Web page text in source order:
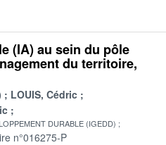
(IA) au sein du pôle
du territoire,
LOUIS, Cédric
DURABLE (IGEDD)
n°016275-P